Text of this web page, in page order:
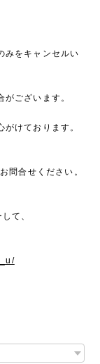
みをキャンセルい
ございます。
けております。
問合せください。
て、